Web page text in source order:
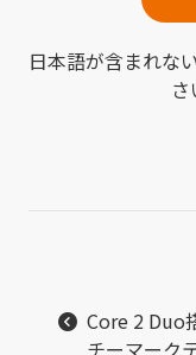
日本語が含まれな
さ
Core 2 Duo